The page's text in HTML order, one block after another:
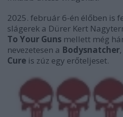
2025. február 6-én élőben is
slágerek a Dürer Kert
To Your Guns mellett még
nevezetesen a Bodysnatcher,
Cure is zúz egy erőteljeset.